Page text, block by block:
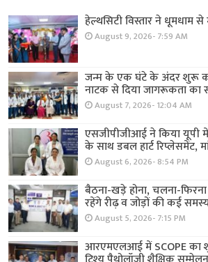
हेल्थसिटी विस्तार ने धूमधाम से
August 9, 2026- 7:59 AM
जन्म के एक घंटे के अंदर शुरू
नाटक से दिया जागरूकता
August 7, 2026- 12:04 AM
एसजीपीजीआई ने किया यूपी
के साथ डबल हार्ट रिप्लेसमेंट,
August 6, 2026- 8:54 PM
बैठना-खड़े होना, चलना-
रहेंगे रीढ़ व जोड़ों की कई
August 5, 2026- 7:15 PM
आरएमएलआई में SCOPE का